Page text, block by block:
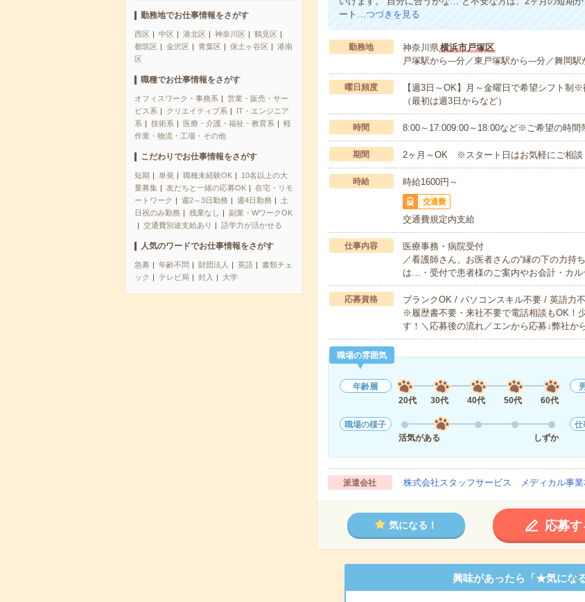
勤務地でお仕事情報をさがす
西区 中区 港北区 神奈川区
鶴見区
都筑区
金沢区 青葉区 保土ヶ谷区
港南
区
職種でお仕事情報をさがす
オフィスワーク・事務系
営業・販売・サー
ビス系
クリエイティブ系
IT・エンジニア
系
技術系 医療・介護・福祉・教育系
軽
作業・物流・工場・その他
こだわりでお仕事情報をさがす
短期 単発 職種未経験OK
10名以上の大
量募集
友だちと一緒の応募OK
在宅・リモ
ートワーク
週2～3日勤務 週4日勤務
土
日祝のみ勤務
残業なし
副業・WワークOK
交通費別途支給あり
語学力が活かせる
人気のワードでお仕事情報をさがす
急募 年齢不問 財団法人 英語
書類チェ
ック
テレビ局 封入 大学
ート…つづきを見る
勤務地 神奈川県横浜市戸塚区
戸塚駅から---分／東戸塚駅から---分／舞岡駅
曜日頻度
【週3日～OK】月～金曜日で希望シフト制
（最初は週3日からなど）
時間 8:00～17:009:00～18:00など※ご希望の時間
期間 2ヶ月～OK ※スタート日はお気軽にご相談
時給 時給1600円～
交通費
交通費規定内支給
仕事内容
医療事務・病院受付
／看護師さん、お医者さんの“縁の下の力持
は…・受付で患者様のご案内やお会計・カ
応募資格
ブランクOK / パソコンスキル不要 / 英語力
※履歴書不要・来社不要で電話相談もOK！
す！＼応募後の流れ／エンから応募↓弊社か
職場の雰囲気
年齢層
20代
30代 40代 50代 60代
職場の様子
活気がある
しずか
仕
派遣会社 株式会社スタッフサービス メディカル事業
気になる！ 応募す
興味があったら「★気にな